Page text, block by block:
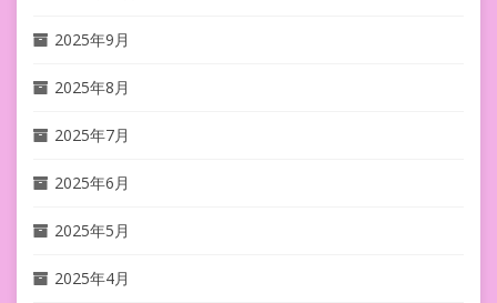
2025年9月
2025年8月
2025年7月
2025年6月
2025年5月
2025年4月